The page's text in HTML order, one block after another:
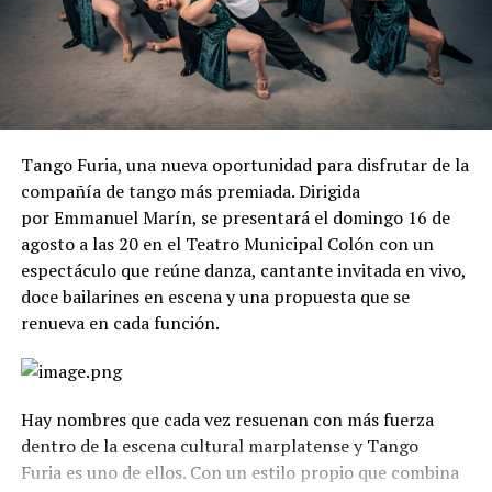
Tango Furia, una nueva oportunidad para disfrutar de la
compañía de tango más premiada. Dirigida
por Emmanuel Marín, se presentará el domingo 16 de
agosto a las 20 en el Teatro Municipal Colón con un
espectáculo que reúne danza, cantante invitada en vivo,
doce bailarines en escena y una propuesta que se
renueva en cada función.
Hay nombres que cada vez resuenan con más fuerza
dentro de la escena cultural marplatense y Tango
Furia es uno de ellos. Con un estilo propio que combina